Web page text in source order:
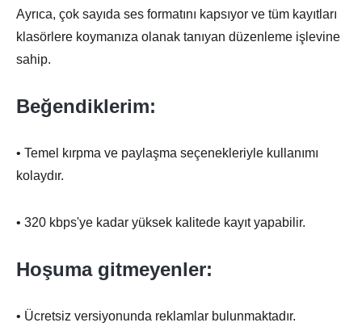
Ayrıca, çok sayıda ses formatını kapsıyor ve tüm kayıtları
klasörlere koymanıza olanak tanıyan düzenleme işlevine
sahip.
Beğendiklerim:
• Temel kırpma ve paylaşma seçenekleriyle kullanımı
kolaydır.
• 320 kbps'ye kadar yüksek kalitede kayıt yapabilir.
Hoşuma gitmeyenler:
• Ücretsiz versiyonunda reklamlar bulunmaktadır.